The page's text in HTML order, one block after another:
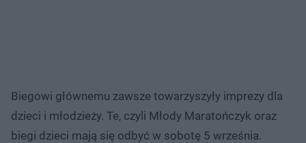
Biegowi głównemu zawsze towarzyszyły imprezy dla
dzieci i młodzieży. Te, czyli Młody Maratończyk oraz
biegi dzieci mają się odbyć w sobotę 5 września.